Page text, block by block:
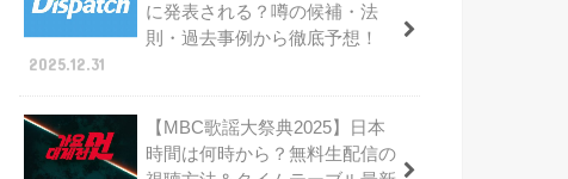
に発表される？噂の候補・法
則・過去事例から徹底予想！
2025.12.31
【MBC歌謡大祭典2025】日本
時間は何時から？無料生配信の